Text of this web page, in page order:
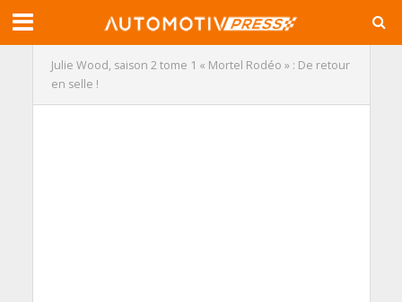
Julie Wood, saison 2 tome 1 « Mortel Rodéo » : De retour
en selle !